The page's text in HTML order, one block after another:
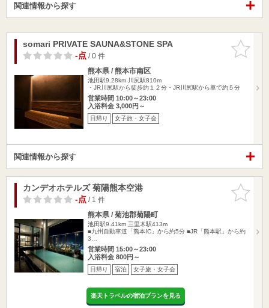
関連情報から探す
お気に入
りに追加
somari PRIVATE SAUNA&STONE SPA
-点/ 0 件
熊本県 / 熊本市南区
池田駅9.28km
川尻駅810m
・JR川尻駅から徒歩約１２分・JR川尻駅から車で約５分
営業時間 10:00～23:00
入浴料金 3,000円～
日帰り 女子旅・女子会
関連情報から探す
お気に入
りに追加
カンデオホテルズ 菊陽熊本空港
-点/ 1 件
熊本県 / 菊池郡菊陽町
池田駅9.41km 三里木駅413m
■九州自動車道「熊本IC」から約5分 ■JR「熊本駅」から約
3…
営業時間 15:00～23:00
入浴料金 800円～
日帰り 宿泊 女子旅・女子会
楽天トラベルの宿泊プランを見る